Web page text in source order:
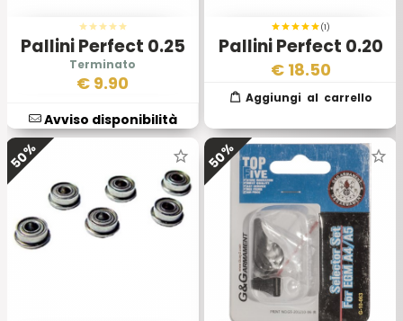
Pallini Perfect 0.25
gr
€ 9.90
Avviso disponibilità
(1)
Pallini Perfect 0.20
gr
€ 18.50
50% 50%